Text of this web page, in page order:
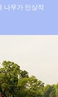
나무가 인상적